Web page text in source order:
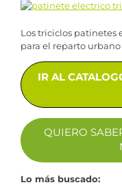
Los triciclos patinetes
para el reparto
IR AL
QUIERO
Lo más buscado: